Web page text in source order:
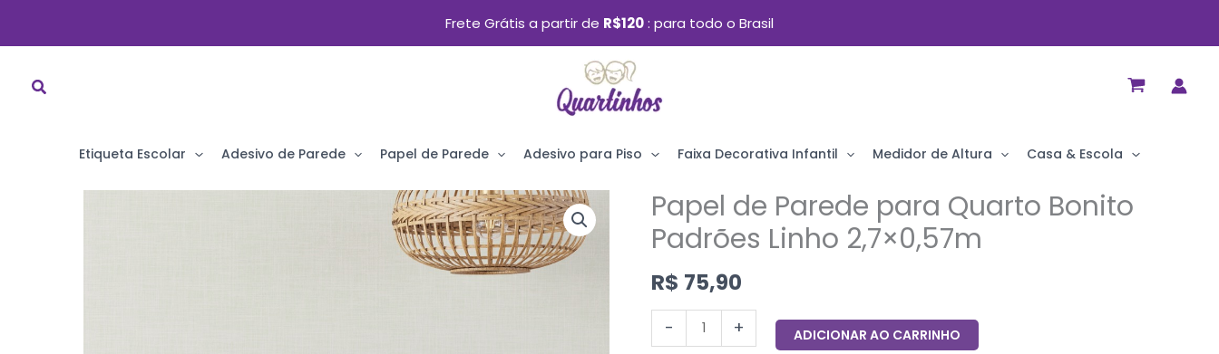
Ir
Frete Grátis a partir de R$120 para todo o Brasil
Etiqueta Escolar Adesivo de Parede Papel de Parede Adesivo para Piso Faixa Decorativa Infantil Medidor de Altura Casa & Escola
Papel de Parede para Quarto Bonito
Padrões Linho 2,7×0,57m
R$ 75,90
-
Papel
de
para
Quarto
+ ADICIONAR AO CARRINHO